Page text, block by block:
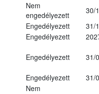
Nem
engedélyezett
30/
Engedélyezett
31/
Engedélyezett
Engedélyezett 31/
Engedélyezett
31/
Nem